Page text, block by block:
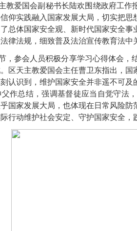
教爱国会副秘书长陆欢围绕政府工作
仰实践融入国家发展大局，切实把
总体国家安全观、新时代国家安全
律法规，细致普及法治宣传教育法中
，参会人员积极分享学习心得体会
区天主教爱国会主任曹卫东指出，
认识到，维护国家安全并非遥不可
作总结，强调基督徒应当自觉守法
国家发展大局，也体现在日常风险
行动维护社会安定、守护国家安全